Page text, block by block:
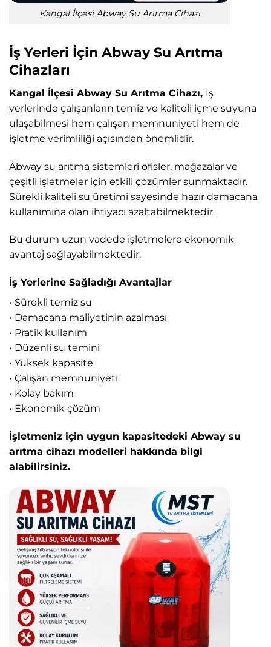
Kangal İlçesi Abway Su Arıtma Cihazı
İş Yerleri İçin Abway Su Arıtma
Cihazları
Kangal İlçesi Abway Su Arıtma Cihazı, İş
yerlerinde çalışanların temiz ve kaliteli içme suyuna
ulaşabilmesi hem çalışan memnuniyeti hem de
işletme verimliliği açısından önemlidir.
Abway su arıtma sistemleri ofisler, mağazalar ve
çeşitli işletmeler için etkili çözümler sunmaktadır.
Sürekli kaliteli su üretimi sayesinde hazır damacana
kullanımına olan ihtiyacı azaltabilmektedir.
Bu durum uzun vadede işletmelere ekonomik
avantaj sağlayabilmektedir.
İş Yerlerine Sağladığı Avantajlar
• Sürekli temiz su
• Damacana maliyetinin azalması
• Pratik kullanım
• Düzenli su temini
• Yüksek kapasite
• Çalışan memnuniyeti
• Kolay bakım
• Ekonomik çözüm
İşletmeniz için uygun kapasitedeki Abway su
arıtma cihazı modelleri hakkında bilgi
alabilirsiniz.